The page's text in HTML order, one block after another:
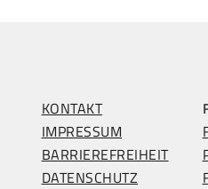
KONTAKT
IMPRESSUM
BARRIEREFREIHEIT
DATENSCHUTZ